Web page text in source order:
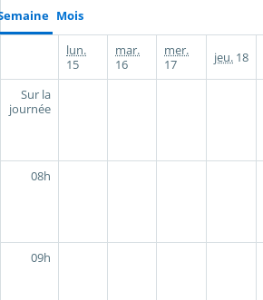
Mois
lun.
15
mar.
16
mer.
17
jeu. 18
Sur la
journée
08h
09h